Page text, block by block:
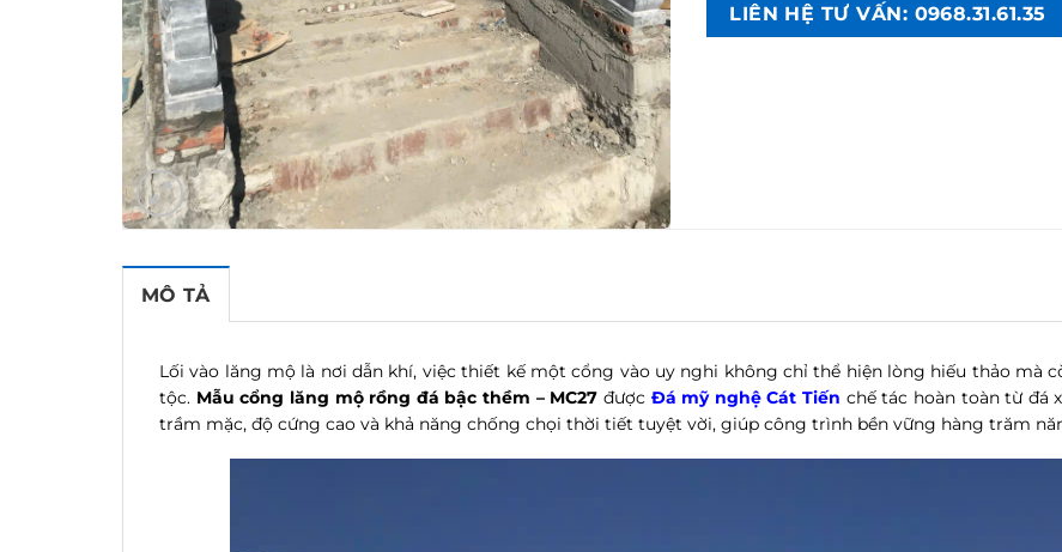
LIÊN HỆ TƯ VẤN: 0968.31.61.35
MÔ TẢ
Lối vào lăng mộ là nơi dẫn khí, việc thiết kế một cổng vào uy nghi không chỉ thể hiện lòng hiếu thảo mà
tộc. Mẫu cổng lăng mộ rồng đá bậc thềm – MC27 được Đá mỹ nghệ Cát Tiến chế tác hoàn toàn từ đá
trầm mặc, độ cứng cao và khả năng chống chọi thời tiết tuyệt vời, giúp công trình bền vững hàng trăm